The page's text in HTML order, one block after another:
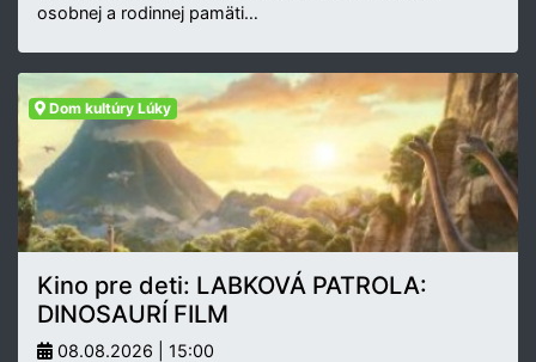
osobnej a rodinnej pamäti…
Dom kultúry Lúky
Kino pre deti: LABKOVÁ PATROLA:
DINOSAURÍ FILM
08.08.2026 | 15:00